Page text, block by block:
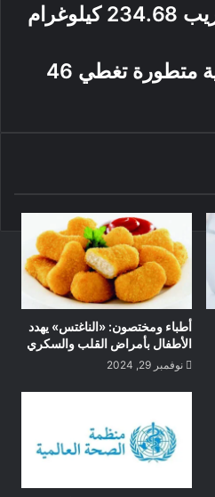
جمارك دبي تحبط تهريب 234.68 كيلوغرام
مركبات وزوارق بحرية متطورة تغطي 46
أطباء ومختصون: «الناغتس» يهدد
الأطفال بأمراض القلب والسكري
نوفمبر 29, 2024